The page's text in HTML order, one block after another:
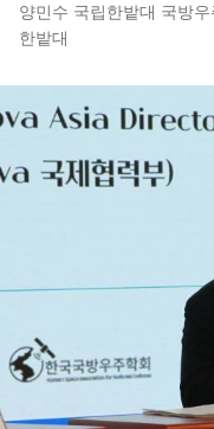
양민수 국립한밭대 국방
한밭대